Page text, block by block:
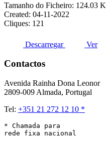
Tamanho do Ficheiro: 124.03
Created: 04-11-2022
Cliques: 121
Descarregar Ver
Contactos
Avenida Rainha Dona Leonor
2809-009 Almada, Portugal
Tel: +351 21 272 12 10 *
* Chamada para
rede fixa nacional